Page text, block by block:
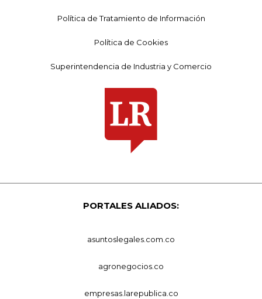
Política de Tratamiento de Información
Política de Cookies
Superintendencia de Industria y Comercio
PORTALES ALIADOS:
asuntoslegales.com.co
agronegocios.co
empresas.larepublica.co